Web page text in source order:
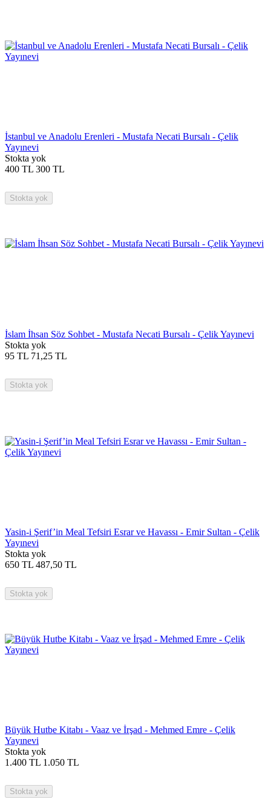
İstanbul ve Anadolu Erenleri - Mustafa Necati Bursalı - Çelik
Yayınevi
Stokta yok
400 TL 300 TL
Stokta yok
İslam İhsan Söz Sohbet - Mustafa Necati Bursalı - Çelik Yayınevi
Stokta yok
95 TL 71,25 TL
Stokta yok
Yasin-i Şerif’in Meal Tefsiri Esrar ve Havassı - Emir Sultan - Çelik
Yayınevi
Stokta yok
650 TL 487,50 TL
Stokta yok
Büyük Hutbe Kitabı - Vaaz ve İrşad - Mehmed Emre - Çelik
Yayınevi
Stokta yok
1.400 TL 1.050 TL
Stokta yok